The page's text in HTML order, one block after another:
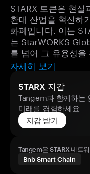
STARX 토큰은 현
환대 산업을 혁신하
화폐입니다. 이는
는 StarWORKS
를 넘어 그 유용성을
자세히 보기
STARX 지갑
Tangem과 함께하는
미래를 경험하세요
지갑 받기
Tangem은 STARX 네트
Bnb Smart Chain